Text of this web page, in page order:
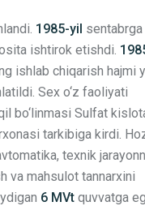
1985-yil
ishtirok etishdi.
ishlab chiqarish hajmi
Sex o‘z faoliyati
bo‘linmasi Sulfat
tarkibiga kirdi.
texnik
va mahsulot tannarxini
6 MVt quvvatga